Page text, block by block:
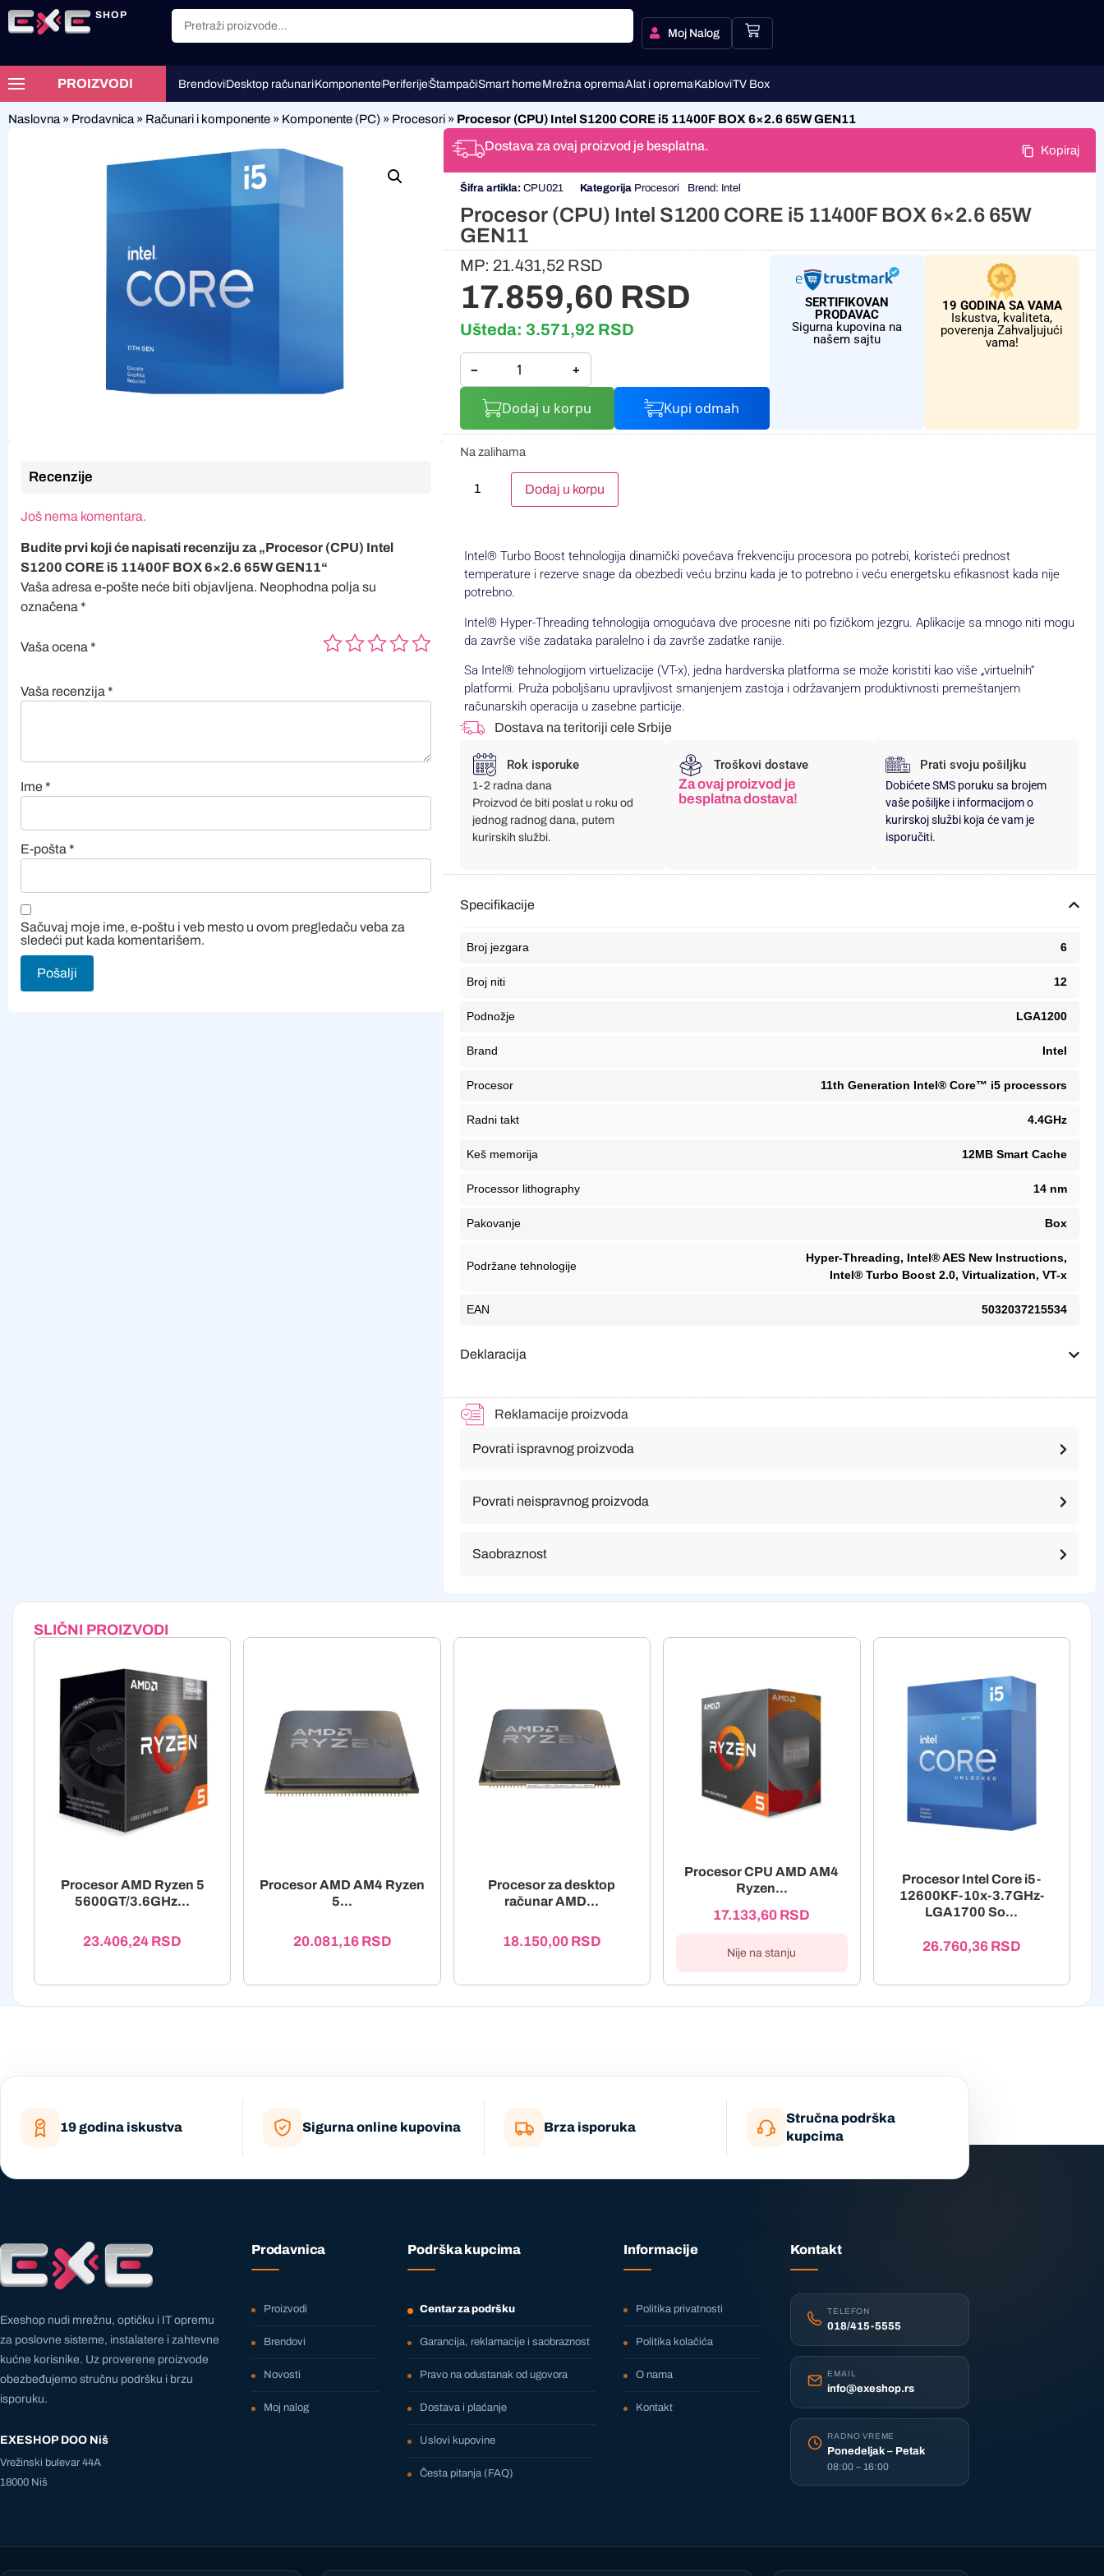
SHOP
Moj Nalog
PROIZVODI BrendoviDesktop računariKomponentePeriferijeŠtampačiSmart homeMrežna opremaAlat i opremaKabloviTV Box
Naslovna » Prodavnica » Računari i komponente » Komponente (PC) » Procesori » Procesor (CPU) Intel S1200 CORE i5 11400F BOX 6×2.6 65W GEN11
Recenzije
Još nema komentara.
Budite prvi koji će napisati recenziju za „Procesor (CPU) Intel
S1200 CORE i5 11400F BOX 6×2.6 65W GEN11“
Vaša adresa e-pošte neće biti objavljena. Neophodna polja su
označena *
Vaša ocena *
Vaša recenzija *
Ime*
E-pošta *
Sačuvaj moje ime, e-poštu i veb mesto u ovom pregledaču veba za
sledeći put kada komentarišem.
Dostava za ovaj proizvod je besplatna. Kopiraj
Šifra artikla: CPU021 Kategorija Procesori Brend: Intel
Procesor (CPU) Intel S1200 CORE i5 11400F BOX 6×2.6 65W
GEN11
MP: 21.431,52 RSD
17.859,60 RSD
Ušteda: 3.571,92 RSD
− +
Dodaj u korpu Kupi odmah
SERTIFIKOVAN
PRODAVAC
Sigurna kupovina na
našem sajtu
19 GODINA SA VAMA
Iskustva, kvaliteta,
poverenja Zahvaljujući
vama!
Na zalihama
Dodaj u korpu
Intel® Turbo Boost tehnologija dinamički povećava frekvenciju procesora po potrebi, koristeći prednost
temperature i rezerve snage da obezbedi veću brzinu kada je to potrebno i veću energetsku efikasnost kada nije
potrebno.
Intel® Hyper-Threading tehnologija omogućava dve procesne niti po fizičkom jezgru. Aplikacije sa mnogo niti mogu
da završe više zadataka paralelno i da završe zadatke ranije.
Sa Intel® tehnologijom virtuelizacije (VT-x), jedna hardverska platforma se može koristiti kao više „virtuelnih“
platformi. Pruža poboljšanu upravljivost smanjenjem zastoja i održavanjem produktivnosti premeštanjem
računarskih operacija u zasebne particije.
Dostava na teritoriji cele Srbije
Rok isporuke
1-2 radna dana
Proizvod će biti poslat u roku od
jednog radnog dana, putem
kurirskih službi.
Troškovi dostave
Za ovaj proizvod je
besplatna dostava!
Prati svoju pošiljku
Dobićete SMS poruku sa brojem
vaše pošiljke i informacijom o
kurirskoj službi koja će vam je
isporučiti.
Specifikacije
Broj jezgara 6
Broj niti 12
Podnožje LGA1200
Brand Intel
Procesor 11th Generation Intel® Core™ i5 processors
Radni takt 4.4GHz
Keš memorija 12MB Smart Cache
Processor lithography 14 nm
Pakovanje Box
Podržane tehnologije
Hyper-Threading, Intel® AES New Instructions,
Intel® Turbo Boost 2.0, Virtualization, VT-x
EAN 5032037215534
Deklaracija
Reklamacije proizvoda
Povrati ispravnog proizvoda
Povrati neispravnog proizvoda
Saobraznost
SLIČNI PROIZVODI
Procesor AMD Ryzen 5
5600GT/3.6GHz...
23.406,24 RSD
Procesor AMD AM4 Ryzen
5...
20.081,16 RSD
Procesor za desktop
računar AMD...
18.150,00 RSD
Procesor CPU AMD AM4
Ryzen...
17.133,60 RSD
Nije na stanju
Procesor Intel Core i5-
12600KF-10x-3.7GHz-
LGA1700 So...
26.760,36 RSD
19 godina iskustva Sigurna online kupovina Brza isporuka
Stručna podrška
kupcima
Exeshop nudi mrežnu, optičku i IT opremu
za poslovne sisteme, instalatere i zahtevne
kućne korisnike. Uz proverene proizvode
obezbeđujemo stručnu podršku i brzu
isporuku.
EXESHOP DOO Niš
Vrežinski bulevar 44A
18000 Niš
Prodavnica
Proizvodi
Brendovi
Novosti
Moj nalog
Podrška kupcima
Centar za podršku
Garancija, reklamacije i saobraznost
Pravo na odustanak od ugovora
Dostava i plaćanje
Uslovi kupovine
Česta pitanja (FAQ)
Informacije
Politika privatnosti
Politika kolačića
O nama
Kontakt
Kontakt
TELEFON
018/415-5555
EMAIL
info@exeshop.rs
RADNO VREME
Ponedeljak – Petak
08:00 – 16:00